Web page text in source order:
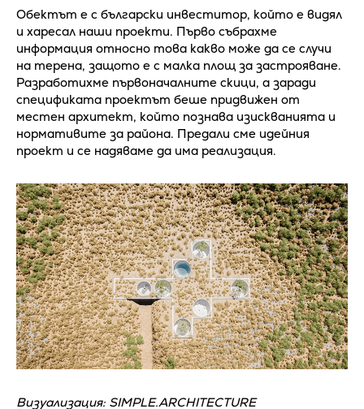
Обектът е с български инвеститор, който е видял
и харесал наши проекти. Първо събрахме
информация относно това какво може да се случи
на терена, защото е с малка площ за застрояване.
Разработихме първоначалните скици, а заради
спецификата проектът беше придвижен от
местен архитект, който познава изискванията и
нормативите за района. Предали сме идейния
проект и се надяваме да има реализация.
Визуализация: SIMPLE.ARCHITECTURE